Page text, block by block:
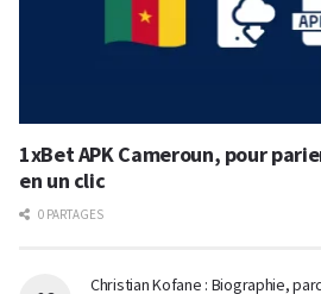
1xBet APK Cameroun, pour
en un clic
0 PARTAGES
Christian Kofane : Biographie,